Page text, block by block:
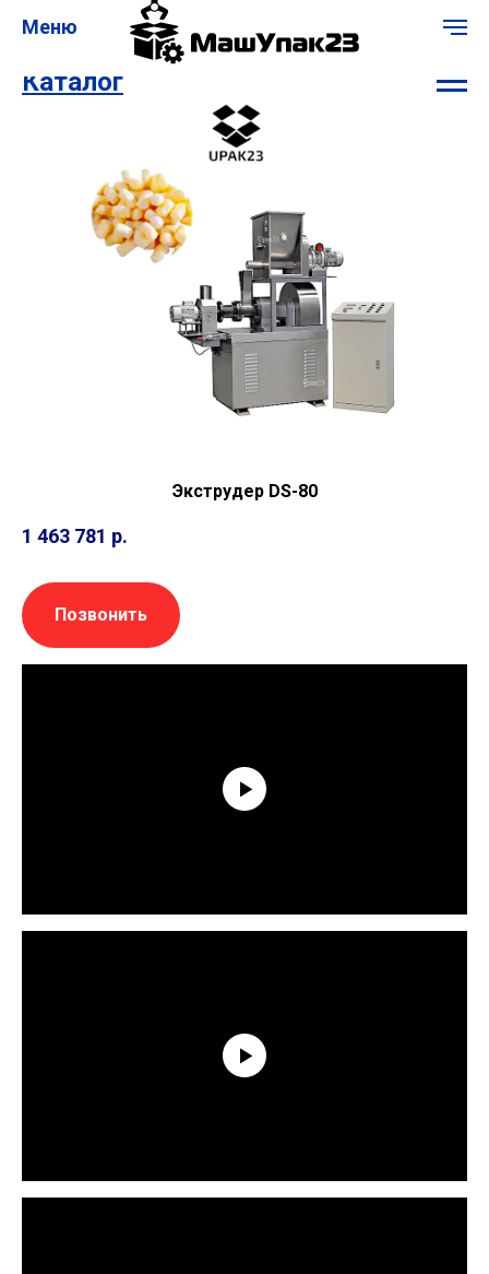
Меню
Каталог
Экструдер DS-80
1 463 781 р.
Позвонить